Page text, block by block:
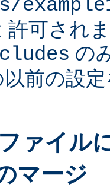
許可され
の
前の設
ァイル
マージ